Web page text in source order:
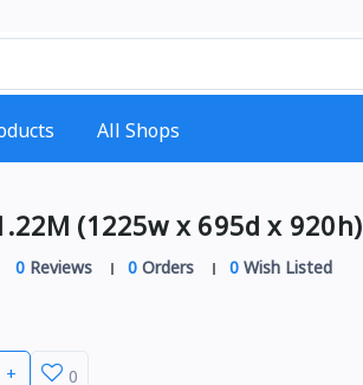
All Shops
1.22M (1225w x 695d x 920h)
0Reviews 0Orders 0Wish Listed
+
0